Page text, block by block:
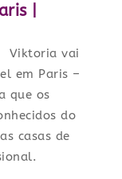
|
Viktoria vai
em Paris –
que os
do
casas de